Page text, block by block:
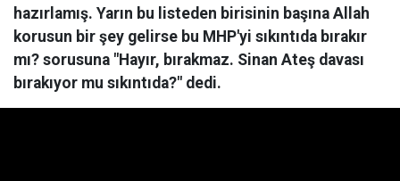
hazırlamış. Yarın bu listeden birisinin başına Allah
korusun bir şey gelirse bu MHP'yi sıkıntıda bırakır
mı? sorusuna "Hayır, bırakmaz. Sinan Ateş davası
bırakıyor mu sıkıntıda?" dedi.